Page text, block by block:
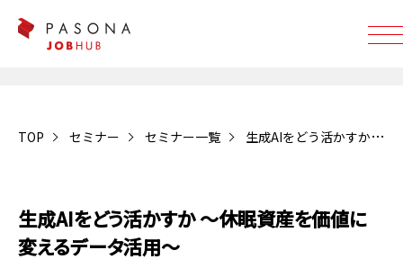
TOP セミナー セミナー一覧 生成AIをどう活かすか ～休眠資産を価値に変えるデータ活用～
生成AIをどう活かすか ～休眠資産を価値に
変えるデータ活用～